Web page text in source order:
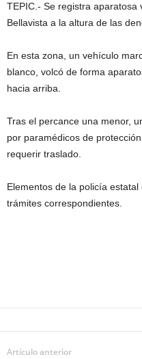
TEPIC.- Se registra aparatosa
Bellavista a la altura de las
En esta zona, un vehículo
blanco, volcó de forma
hacia arriba.
Tras el percance una menor,
por paramédicos de
requerir traslado.
Elementos de la policía
trámites correspondientes.
Artículo anterior